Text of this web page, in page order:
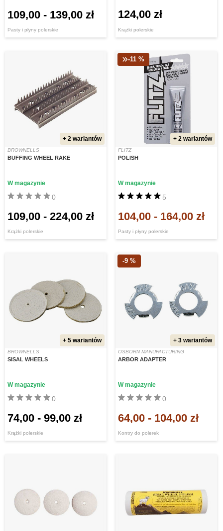
Pasty i płyny polerskie
109,00 - 139,00 zł
Krążki polerskie
124,00 zł
+ 2 wariantów
BROWNELLS
BUFFING WHEEL RAKE
Krążki polerskie
0
W magazynie
109,00 - 224,00 zł
-11 %
+ 2 wariantów
FLITZ
POLISH
Pasty i płyny polerskie
5
W magazynie
104,00 - 164,00 zł
+ 5 wariantów
BROWNELLS
SISAL WHEELS
Krążki polerskie
0
W magazynie
74,00 - 99,00 zł
-9 %
+ 3 wariantów
OSBORN MANUFACTURING
ARBOR ADAPTER
Kontry do polerek
0
W magazynie
64,00 - 104,00 zł